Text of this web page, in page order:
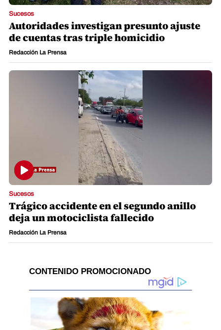
Sucesos
Autoridades investigan presunto ajuste
de cuentas tras triple homicidio
Redacción La Prensa
Sucesos
Trágico accidente en el segundo anillo
deja un motociclista fallecido
Redacción La Prensa